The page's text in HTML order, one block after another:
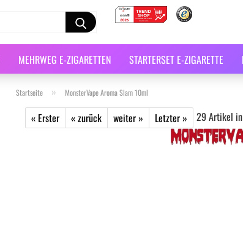
MEHRWEG E-ZIGARETTEN STARTERSET E-ZIGARETTE
Startseite » MonsterVape Aroma Slam 10ml
« Erster « zurück weiter » Letzter » 29 Artikel in